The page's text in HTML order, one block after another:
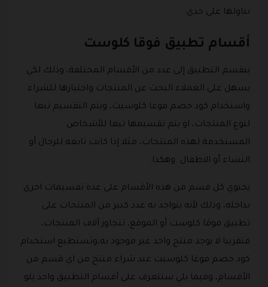
تناولها على حدى.
أقسام تطبيق فوقا كلوست
ينقسم التطبيق إلى عدد من الأقسام المختلفة، وذلك لكي
يسهل على العملاء البحث عن المنتجات واختيارها للشراء
واستخدام كود خصم فوغا كلوسيت، ويتم التقسيم تبعا
لنوع المنتجات، او يتم تقسيمها تبعا للأشخاص
المستخدمة لهذه المنتجات، مثلا إذا كانت تابعه للرجال أو
النساء أو الاطفال وهكذا.
يحتوي كل قسم من هذه الأقسام على عدة تقسيمات اخرى
بداخله، وذلك لأنه يتواجد به عدد كبير من المنتجات على
تطبيق فوقا كلوست أو الموقع، تتجاوز آلاف المنتجات،
فتقريبا لا يوجد منتج واحد غير موجود به،وتستطيع استخدام
كود خصم فوغا كلوسيت عند شراء منتج من اي قسم من
الأقسام، وفيما يلي سنتعرف على أقسام التطبيق واحد يلو